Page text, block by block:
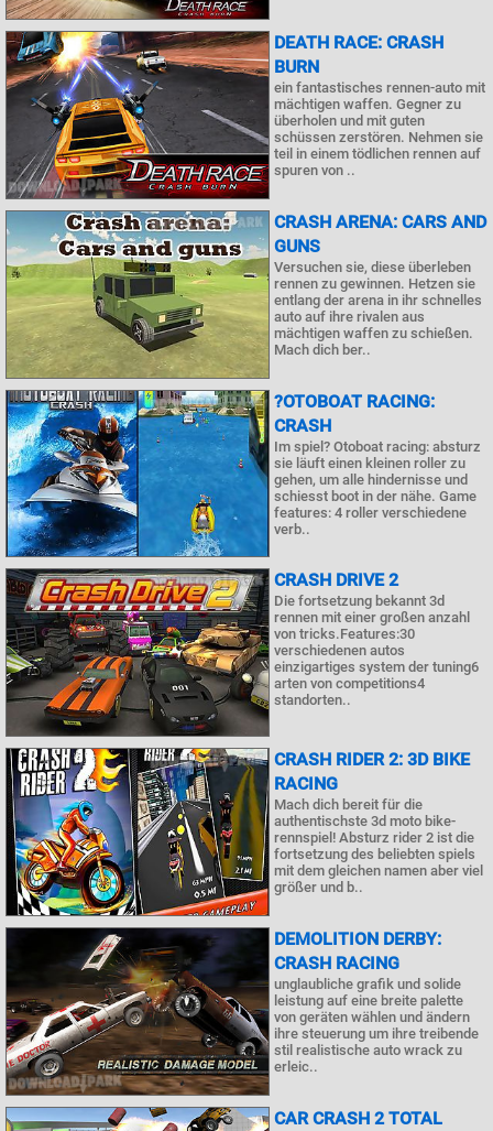
DEATH RACE: CRASH
BURN
ein fantastisches rennen-auto mit
mächtigen waffen. Gegner zu
überholen und mit guten
schüssen zerstören. Nehmen sie
teil in einem tödlichen rennen auf
spuren von ..
CRASH ARENA: CARS AND
GUNS
Versuchen sie, diese überleben
rennen zu gewinnen. Hetzen sie
entlang der arena in ihr schnelles
auto auf ihre rivalen aus
mächtigen waffen zu schießen.
Mach dich ber..
?OTOBOAT RACING:
CRASH
Im spiel? Otoboat racing: absturz
sie läuft einen kleinen roller zu
gehen, um alle hindernisse und
schiesst boot in der nähe. Game
features: 4 roller verschiedene
verb..
CRASH DRIVE 2
Die fortsetzung bekannt 3d
rennen mit einer großen anzahl
von tricks.Features:30
verschiedenen autos
einzigartiges system der tuning6
arten von competitions4
standorten..
CRASH RIDER 2: 3D BIKE
RACING
Mach dich bereit für die
authentischste 3d moto bike-
rennspiel! Absturz rider 2 ist die
fortsetzung des beliebten spiels
mit dem gleichen namen aber viel
größer und b..
DEMOLITION DERBY:
CRASH RACING
unglaubliche grafik und solide
leistung auf eine breite palette
von geräten wählen und ändern
ihre steuerung um ihre treibende
stil realistische auto wrack zu
erleic..
CAR CRASH 2 TOTAL